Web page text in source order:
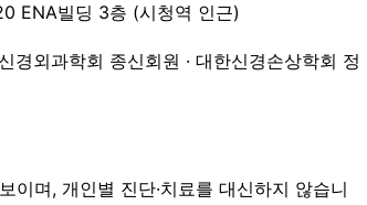
ENA빌딩 3층 (시청역 인근)
경외과학회 종신회원 · 대한신경손상학회 정
이며, 개인별 진단·치료를 대신하지 않습니